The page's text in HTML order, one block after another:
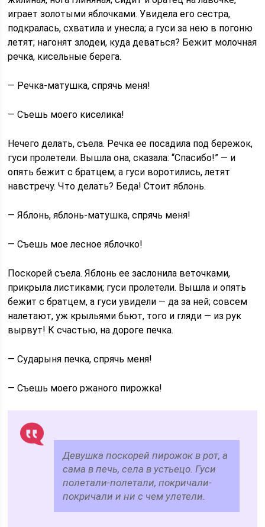
играет золотыми яблочками. Увидела его сестра,
подкралась, схватила и унесла; а гуси за нею в погоню
летят; нагонят злодеи, куда деваться? Бежит молочная
речка, кисельные берега.
— Речка-матушка, спрячь меня!
— Съешь моего киселика!
Нечего делать, съела. Речка ее посадила под бережок,
гуси пролетели. Вышла она, сказала: “Спасибо!” — и
опять бежит с братцем; а гуси воротились, летят
навстречу. Что делать? Беда! Стоит яблонь.
— Яблонь, яблонь-матушка, спрячь меня!
— Съешь мое лесное яблочко!
Поскорей съела. Яблонь ее заслонила веточками,
прикрыла листиками; гуси пролетели. Вышла и опять
бежит с братцем, а гуси увидели — да за ней; совсем
налетают, уж крыльями бьют, того и гляди — из рук
вырвут! К счастью, на дороге печка.
— Сударыня печка, спрячь меня!
— Съешь моего ржаного пирожка!
Девушка поскорей пирожок в рот, а
сама в печь, села в устьецо. Гуси
полетали-полетали, покричали-
покричали и ни с чем улетели.